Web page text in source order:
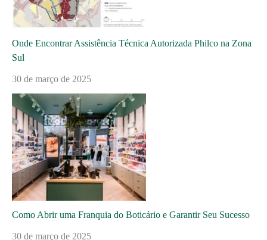
Onde Encontrar Assistência Técnica Autorizada Philco na Zona
Sul
30 de março de 2025
Como Abrir uma Franquia do Boticário e Garantir Seu Sucesso
30 de março de 2025